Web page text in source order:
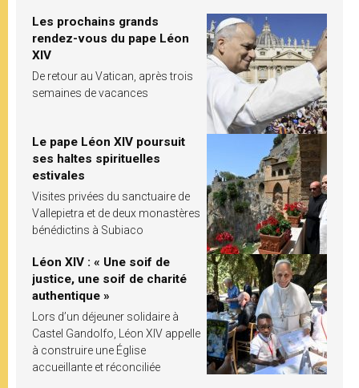
Les prochains grands
rendez-vous du pape Léon
XIV
De retour au Vatican, après trois
semaines de vacances
Le pape Léon XIV poursuit
ses haltes spirituelles
estivales
Visites privées du sanctuaire de
Vallepietra et de deux monastères
bénédictins à Subiaco
Léon XIV : « Une soif de
justice, une soif de charité
authentique »
Lors d’un déjeuner solidaire à
Castel Gandolfo, Léon XIV appelle
à construire une Église
accueillante et réconciliée